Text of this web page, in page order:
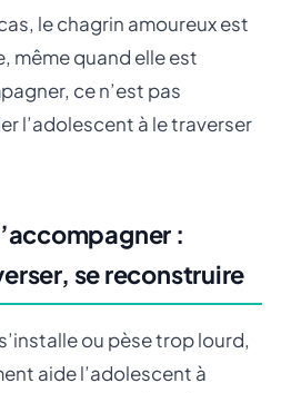
le chagrin amoureux est
même quand elle est
ce n’est pas
l’adolescent à le traverser
:
se reconstruire
ou pèse trop lourd,
aide l’adolescent à